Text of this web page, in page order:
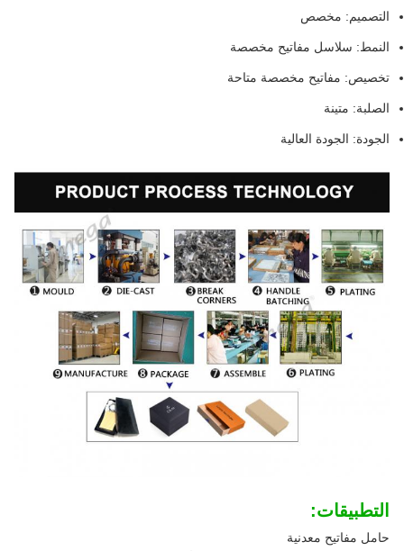
التصميم: مخصص
النمط: سلاسل مفاتيح مخصصة
تخصيص: مفاتيح مخصصة متاحة
الصلبة: متينة
الجودة: الجودة العالية
التطبيقات:
حامل مفاتيح معدنية